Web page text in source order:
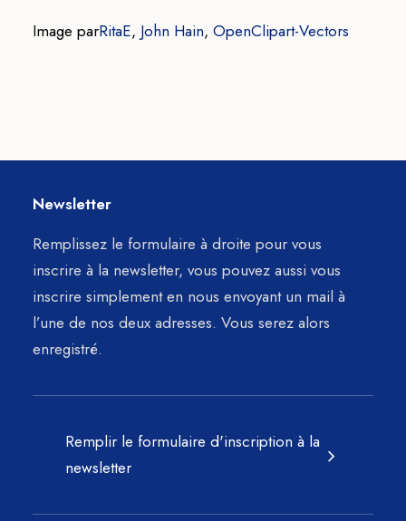
Image parRitaE, John Hain, OpenClipart-Vectors
Newsletter
Remplissez le formulaire à droite pour vous
inscrire à la newsletter, vous pouvez aussi vous
inscrire simplement en nous envoyant un mail à
l’une de nos deux adresses. Vous serez alors
enregistré.
Remplir le formulaire d'inscription à la
newsletter